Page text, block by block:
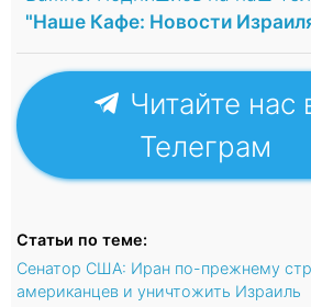
"Наше Кафе: Новости
Читайте нас
Телеграм
Статьи по теме:
Сенатор США: Иран по-прежнему
американцев и уничтожить Израиль